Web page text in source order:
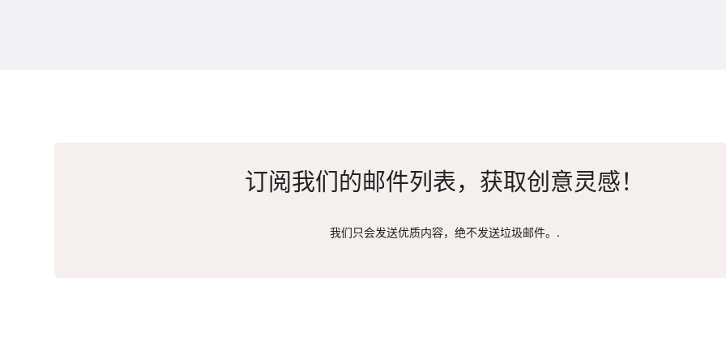
订阅我们的邮件列表，获取创意灵感！
我们只会发送优质内容，绝不发送垃圾邮件。.